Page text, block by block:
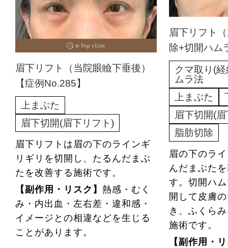
眉下リフト（当院眼瞼下垂後）
【症例No.285】
上まぶた
眉下切開(眉下リフト)
眉下リフトは眉の下のラインギ
リギリを切開し、たるんだまぶ
たを改善する施術です。
【副作用・リスク】 熱感・むく
み・内出血・左右差・違和感・
イメージとの相違などを生じる
ことがあります。
眉下リフト
除+切開ハム
クマ取り(
ムラ法
上まぶた
眉下切開(
脂肪切除
眉の下のラ
んだまぶた
す。切開ハ
開して皮膚
き、ふくら
施術です。
【副作用・